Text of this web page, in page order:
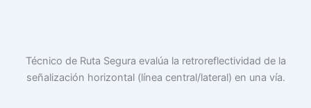
Técnico de Ruta Segura evalúa la retroreflectividad de la
señalización horizontal (línea central/lateral) en una vía.